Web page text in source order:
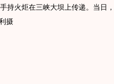
火炬在三峡大坝上传递。当日
摄